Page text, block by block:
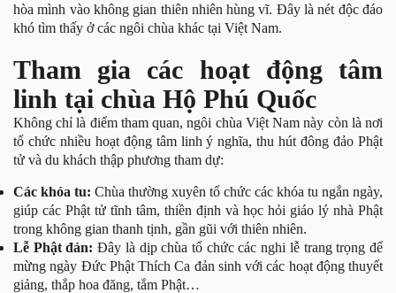
hòa mình vào không gian thiên nhiên hùng vĩ. Đây là nét độc đáo
khó tìm thấy ở các ngôi chùa khác tại Việt Nam.
Tham gia các hoạt động tâm
linh tại chùa Hộ Phú Quốc
Không chỉ là điểm tham quan, ngôi chùa Việt Nam này còn là nơi
tổ chức nhiều hoạt động tâm linh ý nghĩa, thu hút đông đảo Phật
tử và du khách thập phương tham dự:
Các khóa tu: Chùa thường xuyên tổ chức các khóa tu ngắn ngày,
giúp các Phật tử tĩnh tâm, thiền định và học hỏi giáo lý nhà Phật
trong không gian thanh tịnh, gần gũi với thiên nhiên.
Lễ Phật đản: Đây là dịp chùa tổ chức các nghi lễ trang trọng để
mừng ngày Đức Phật Thích Ca đản sinh với các hoạt động thuyết
giảng, thắp hoa đăng, tắm Phật…